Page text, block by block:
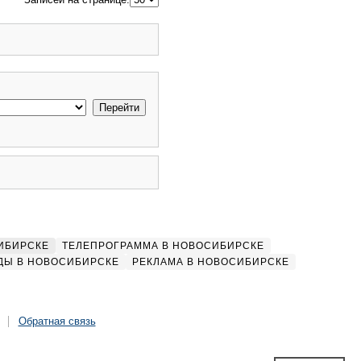
ТЕЛЕПРОГРАММА В НОВОСИБИРСКЕ
В НОВОСИБИРСКЕ РЕКЛАМА В НОВОСИБИРСКЕ
Обратная связь